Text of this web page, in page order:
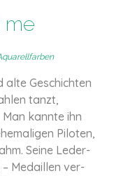
me
alte Geschich­ten
tanzt,
kannte ihn
Piloten,
Seine Leder­
– Medaillen ver­